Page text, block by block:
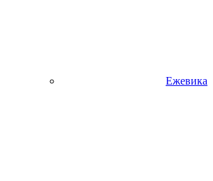
Ежевика